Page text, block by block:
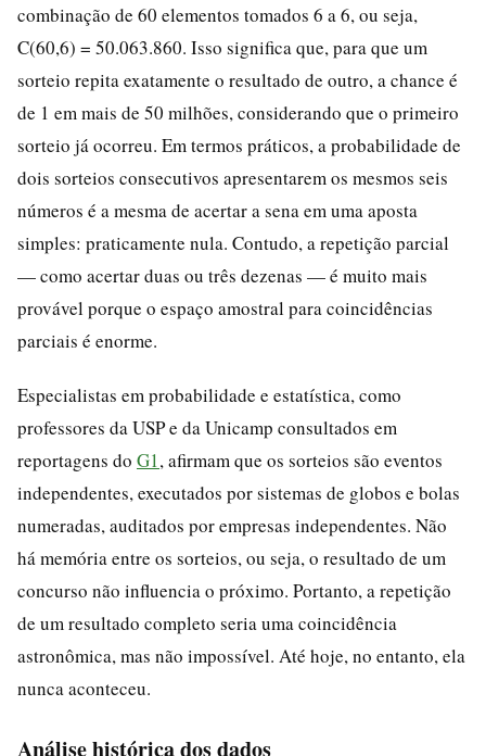
combinação de 60 elementos tomados 6 a 6, ou seja,
C(60,6) = 50.063.860. Isso significa que, para que um
sorteio repita exatamente o resultado de outro, a chance é
de 1 em mais de 50 milhões, considerando que o primeiro
sorteio já ocorreu. Em termos práticos, a probabilidade de
dois sorteios consecutivos apresentarem os mesmos seis
números é a mesma de acertar a sena em uma aposta
simples: praticamente nula. Contudo, a repetição parcial
— como acertar duas ou três dezenas — é muito mais
provável porque o espaço amostral para coincidências
parciais é enorme.
Especialistas em probabilidade e estatística, como
professores da USP e da Unicamp consultados em
reportagens do G1 , afirmam que os sorteios são eventos
independentes, executados por sistemas de globos e bolas
numeradas, auditados por empresas independentes. Não
há memória entre os sorteios, ou seja, o resultado de um
concurso não influencia o próximo. Portanto, a repetição
de um resultado completo seria uma coincidência
astronômica, mas não impossível. Até hoje, no entanto, ela
nunca aconteceu.
Análise histórica dos dados